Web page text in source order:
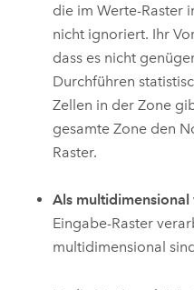
die im Werte-Raster
nicht ignoriert. Ihr
dass es nicht
Durchführen
Zellen in der Zone
gesamte Zone den
Raster.
Als
Eingabe-Raster
multidimensional